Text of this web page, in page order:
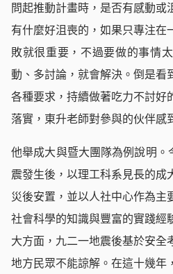
問起推動計畫時，是否有感動或
有什麼好沮喪的，如果只專注在
敗就很重要，不過要做的事情
動、多討論，就會解決。倒是看
各種要求，持續做著吃力不討好
落實，東升老師對參與的伙伴感
他舉成大與暨大團隊為例說明
震發生後，以理工科系見長的成
災後安置，並以人社中心作為主
社會科學的知識與豐富的實踐經
大方面，九二一地震後基於安全
地方民眾不能諒解。在這十幾年